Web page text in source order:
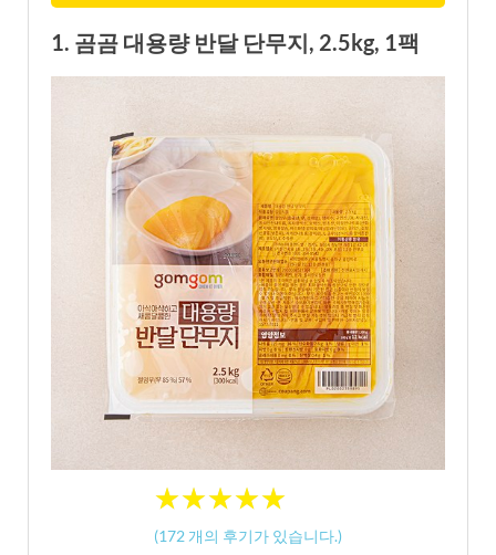
1. 곰곰 대용량 반달 단무지, 2.5kg, 1팩
★★★★★
★★★★★
(172 개의 후기가 있습니다.)